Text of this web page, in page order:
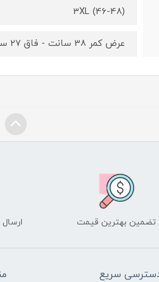
3XL (46-48)
عرض کمر 38 سانت - فاق 27 سانت
تضمین بهترین قیمت
سریع